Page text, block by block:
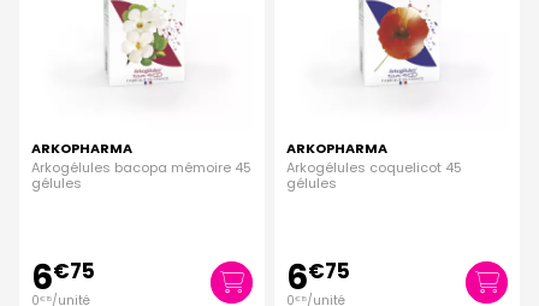
ARKOPHARMA
Arkogélules bacopa mémoire 45
gélules
6€75
0€ 15/unité
ARKOPHARMA
Arkogélules coquelicot 45
gélules
6€75
0€ 15/unité